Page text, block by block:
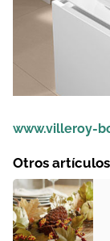
www.villeroy-
Otros artículos